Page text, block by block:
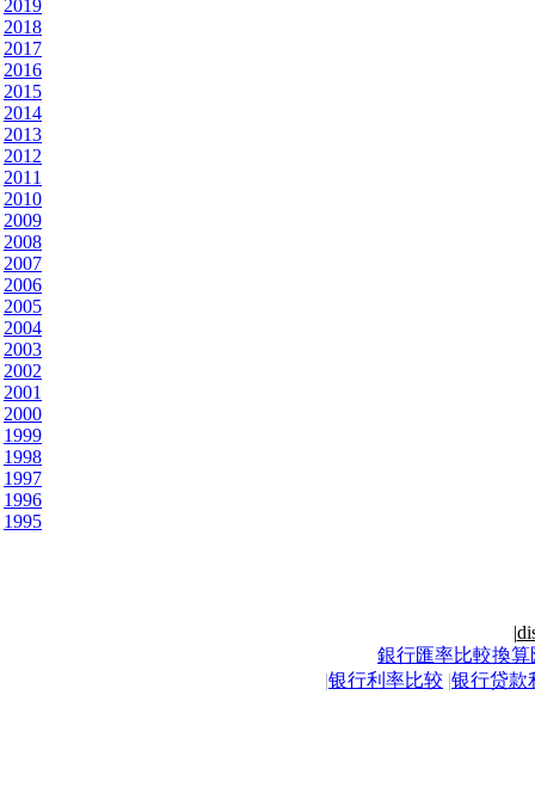
2019
2018
2017
2016
2015
2014
2013
2012
2011
2010
2009
2008
2007
2006
2005
2004
2003
2002
2001
2000
1999
1998
1997
1996
1995
|
銀行匯率比較換算
|银行利率比较 |银行贷款